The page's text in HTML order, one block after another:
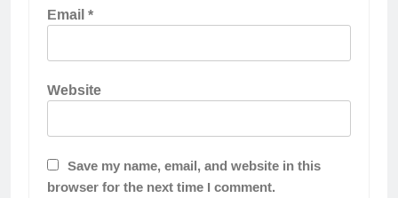
Email*
Website
Save my name, email, and website in this
browser for the next time I comment.